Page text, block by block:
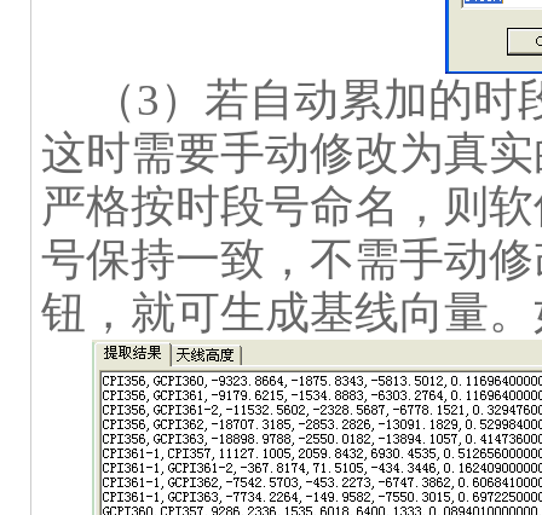
（3）若自动累加的时
这时需要手动修改为真
严格按时段号命名，则
号保持一致，不需手动
钮，就可生成基线向量